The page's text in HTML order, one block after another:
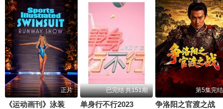
正片 已完结 共151期
单身行不行2023
第5集完结
争洛阳之官渡之战